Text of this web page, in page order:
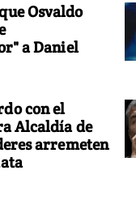
Osvaldo
a Daniel
con el
Alcaldía de
arremeten